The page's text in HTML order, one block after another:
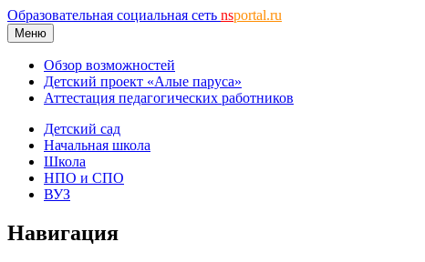
Образовательная социальная сеть nsportal.ru
Меню
Обзор возможностей
Детский проект «Алые паруса»
Аттестация педагогических работников
Детский сад
Начальная школа
Школа
НПО и СПО
ВУЗ
Навигация